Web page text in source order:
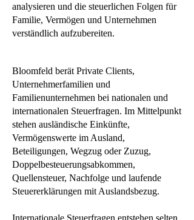
analysieren und die steuerlichen Folgen für
Familie, Vermögen und Unternehmen
verständlich aufzubereiten.
Bloomfeld berät Private Clients,
Unternehmerfamilien und
Familienunternehmen bei nationalen und
internationalen Steuerfragen. Im Mittelpunkt
stehen ausländische Einkünfte,
Vermögenswerte im Ausland,
Beteiligungen, Wegzug oder Zuzug,
Doppelbesteuerungsabkommen,
Quellensteuer, Nachfolge und laufende
Steuererklärungen mit Auslandsbezug.
Internationale Steuerfragen entstehen selten